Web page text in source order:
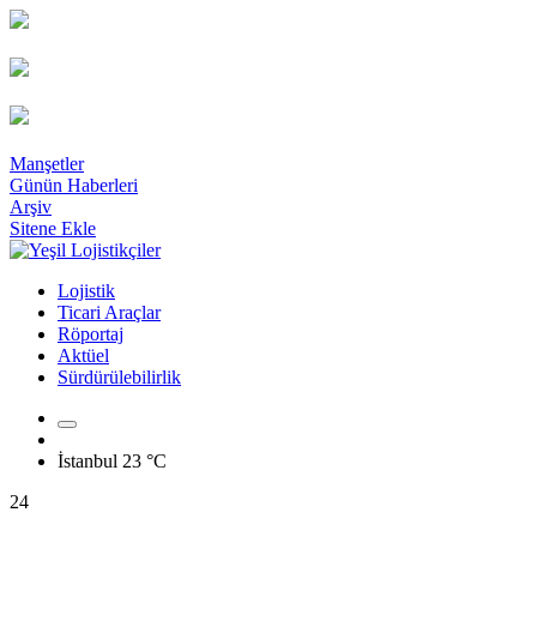
Manşetler
Günün Haberleri
Arşiv
Sitene Ekle
Lojistik
Ticari Araçlar
Röportaj
Aktüel
Sürdürülebilirlik
İstanbul 23 °C
24